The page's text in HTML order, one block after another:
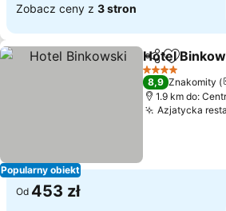
Zobacz ceny z 3 stron
Popularny obiekt
Udostępnij
Dodaj
Hotel
4 Kategoria
8,9 Znakomity
1.9 km do:
Azjatycka
Od 453 zł